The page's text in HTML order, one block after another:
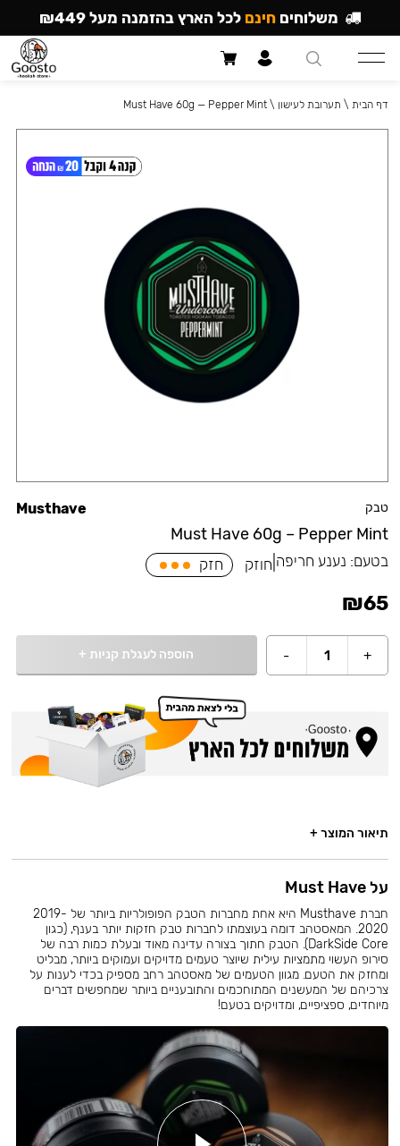
טבק
Must Have 60g – Pepper Mint
Musthave
בטעם: נענע חריפה חוזק חזק
₪65
+
1
- הוספה לעגלת קניות +
דף הבית \ תערובת לעישון \
Must Have 60g — Pepper Mint
תיאור המוצר +
על Must Have
חברת Musthave היא אחת מחברות הטבק הפופולריות ביותר של 2019-
2020. המאסטהב דומה בעוצמתו לחברות טבק חזקות יותר בענף, (כגון
DarkSide Core). הטבק חתוך בצורה עדינה מאוד ובעלת כמות רבה של
סירופ העשוי מתמציות עילית שיוצר טעמים מדויקים ועמוקים ביותר, מבליט
ומחזק את הטעם. מגוון הטעמים של מאסטהב רחב מספיק בכדי לענות על
צרכיהם של המעשנים המתוחכמים והתובעניים ביותר שמחפשים דברים
מיוחדים, ספציפיים, ומדויקים בטעם!
משלוחים חינם לכל הארץ בהזמנה מעל ₪449